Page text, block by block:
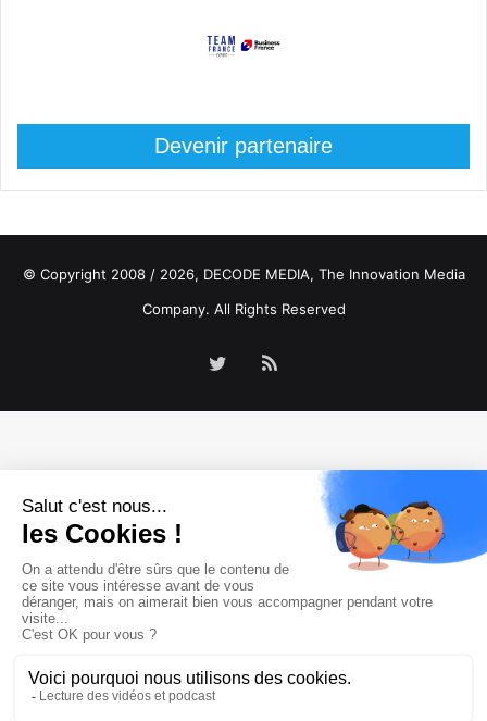
Devenir partenaire
© Copyright 2008 / 2026, DECODE MEDIA, The Innovation Media
Company. All Rights Reserved
TwitterRSS